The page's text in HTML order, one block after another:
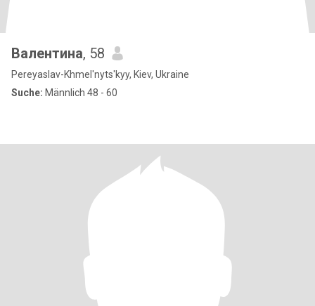
Валентина, 58
Pereyaslav-Khmel'nyts'kyy, Kiev, Ukraine
Suche: Männlich 48 - 60